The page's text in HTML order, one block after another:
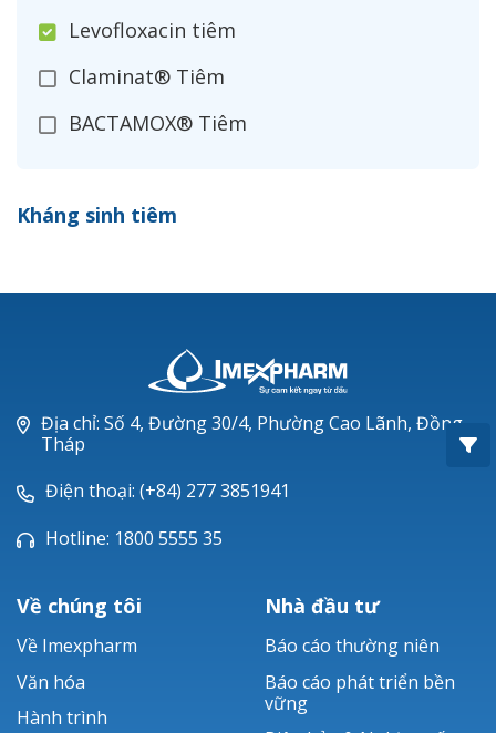
Levofloxacin tiêm
Claminat® Tiêm
BACTAMOX® Tiêm
Ceftizoxim®
Piperacillin
Ticarlinat®
Zobacta®
Bacsulfo®
Kháng sinh tiêm
Địa chỉ: Số 4, Đường 30/4, Phường Cao Lãnh, Đồng
Tháp
Điện thoại: (+84) 277 3851941
Hotline: 1800 5555 35
Về chúng tôi
Về Imexpharm
Văn hóa
Hành trình
Nhà đầu tư
Báo cáo thường niên
Báo cáo phát triển bền
vững